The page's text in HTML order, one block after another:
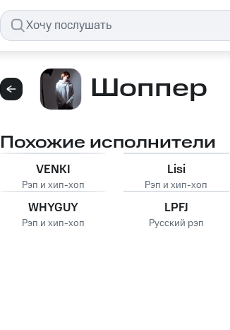
Шоппер
Похожие исполнители
VENKI
Рэп и хип-хоп
Lisi
Рэп и хип-хоп
WHYGUY
Рэп и хип-хоп
LPFJ
Русский рэп